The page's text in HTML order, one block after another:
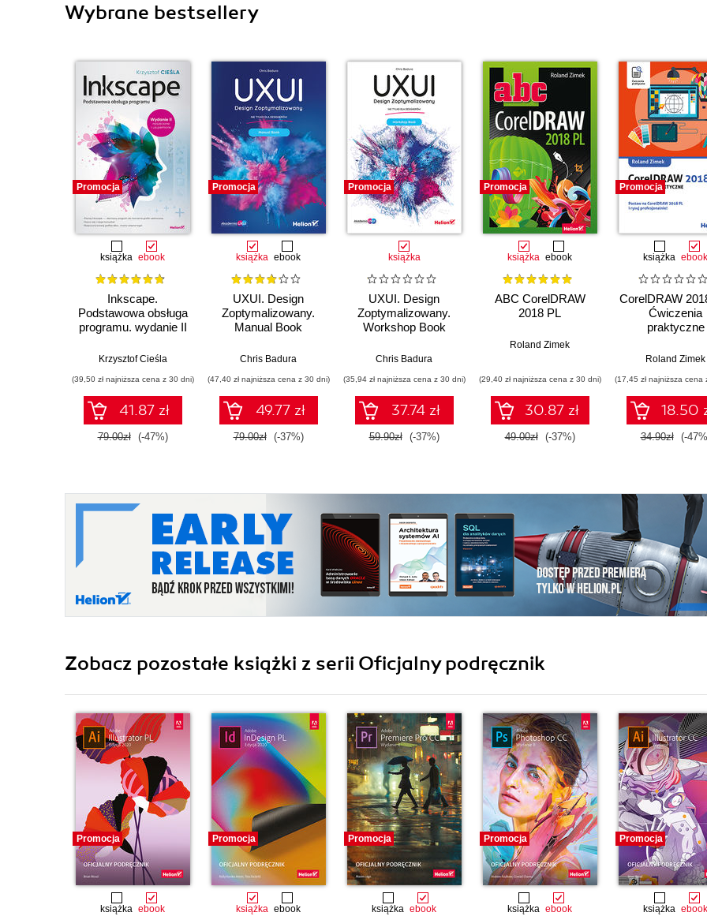
Wybrane bestsellery
Promocja
książka ebook
Inkscape.
Podstawowa obsługa
programu. wydanie II
uzupełnione
Krzysztof Cieśla
(39,50 zł najniższa cena z 30 dni)
41.87 zł
79.00zł (-47%)
Promocja
książka ebook
UXUI. Design
Zoptymalizowany.
Manual Book
Chris Badura
(47,40 zł najniższa cena z 30 dni)
49.77 zł
79.00zł (-37%)
Promocja
książka
UXUI. Design
Zoptymalizowany.
Workshop Book
Chris Badura
(35,94 zł najniższa cena z 30 dni)
37.74 zł
59.90zł (-37%)
Promocja
książka ebook
ABC CorelDRAW
2018 PL
Roland Zimek
(29,40 zł najniższa cena z 30 dni)
30.87 zł
49.00zł (-37%)
Promocja
książka ebook
CorelDRAW
Ćwiczenia
praktyczne
Roland Zimek
(17,45 zł najniższa cena
18.50
34.90zł (-
Zobacz pozostałe książki z serii Oficjalny podręcznik
Promocja
książka ebook
Promocja
książka ebook
Promocja
książka ebook
Promocja
książka ebook
Promocja
książka ebook